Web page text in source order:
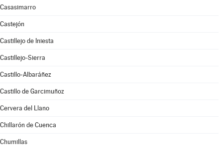
Casasimarro
Castejón
Castillejo de Iniesta
Castillejo-Sierra
Castillo-Albaráñez
Castillo de Garcimuñoz
Cervera del Llano
Chillarón de Cuenca
Chumillas